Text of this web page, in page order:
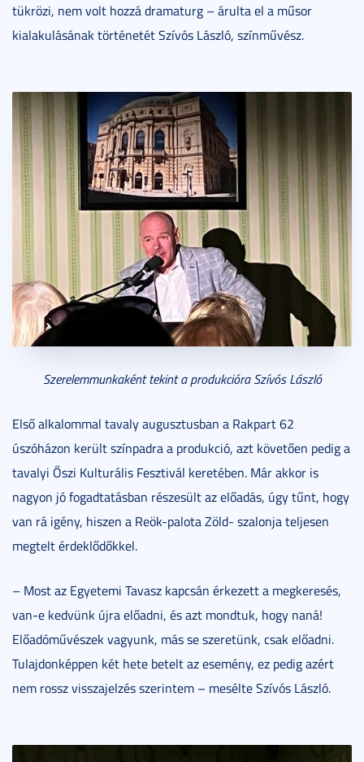
tükrözi, nem volt hozzá dramaturg – árulta el a műsor
kialakulásának történetét Szívós László, színművész.
Szerelemmunkaként tekint a produkcióra Szívós László
Első alkalommal tavaly augusztusban a Rakpart 62
úszóházon került színpadra a produkció, azt követően pedig a
tavalyi Őszi Kulturális Fesztivál keretében. Már akkor is
nagyon jó fogadtatásban részesült az előadás, úgy tűnt, hogy
van rá igény, hiszen a Reök-palota Zöld- szalonja teljesen
megtelt érdeklődőkkel.
– Most az Egyetemi Tavasz kapcsán érkezett a megkeresés,
van-e kedvünk újra előadni, és azt mondtuk, hogy naná!
Előadóművészek vagyunk, más se szeretünk, csak előadni.
Tulajdonképpen két hete betelt az esemény, ez pedig azért
nem rossz visszajelzés szerintem – mesélte Szívós László.